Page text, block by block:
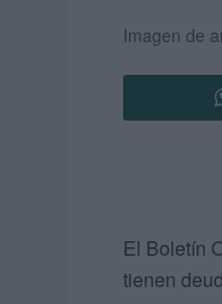
Imagen de
El Boletín
tienen